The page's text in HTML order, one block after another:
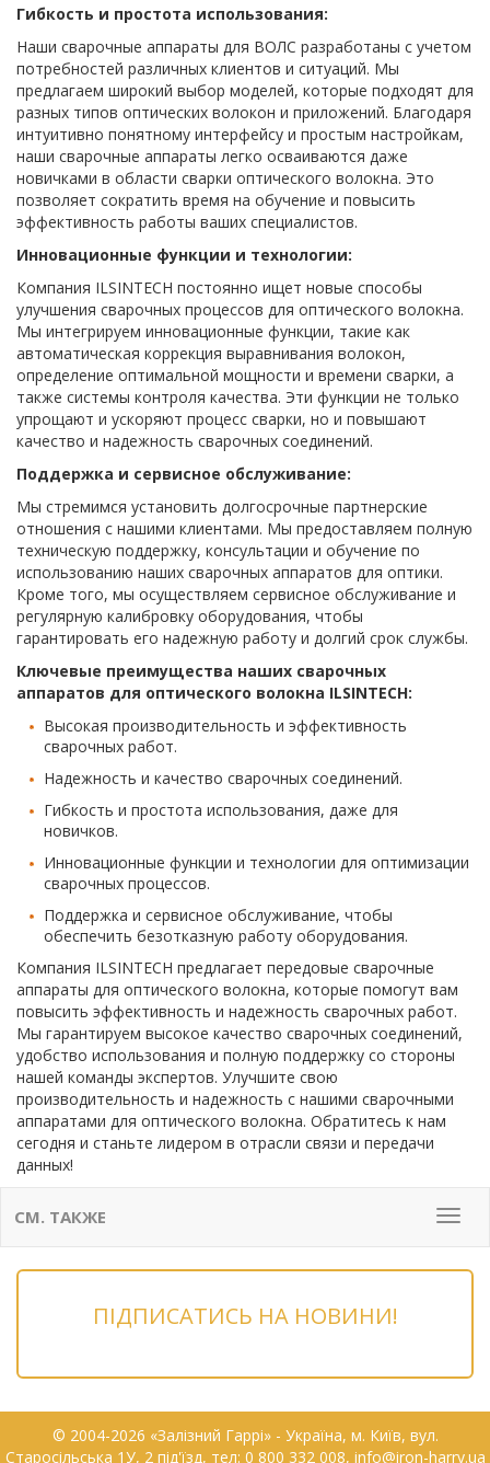
Гибкость и простота использования:
Наши сварочные аппараты для ВОЛС разработаны с учетом
потребностей различных клиентов и ситуаций. Мы
предлагаем широкий выбор моделей, которые подходят для
разных типов оптических волокон и приложений. Благодаря
интуитивно понятному интерфейсу и простым настройкам,
наши сварочные аппараты легко осваиваются даже
новичками в области сварки оптического волокна. Это
позволяет сократить время на обучение и повысить
эффективность работы ваших специалистов.
Инновационные функции и технологии:
Компания ILSINTECH постоянно ищет новые способы
улучшения сварочных процессов для оптического волокна.
Мы интегрируем инновационные функции, такие как
автоматическая коррекция выравнивания волокон,
определение оптимальной мощности и времени сварки, а
также системы контроля качества. Эти функции не только
упрощают и ускоряют процесс сварки, но и повышают
качество и надежность сварочных соединений.
Поддержка и сервисное обслуживание:
Мы стремимся установить долгосрочные партнерские
отношения с нашими клиентами. Мы предоставляем полную
техническую поддержку, консультации и обучение по
использованию наших сварочных аппаратов для оптики.
Кроме того, мы осуществляем сервисное обслуживание и
регулярную калибровку оборудования, чтобы
гарантировать его надежную работу и долгий срок службы.
Ключевые преимущества наших сварочных
аппаратов для оптического волокна ILSINTECH:
Высокая производительность и эффективность
сварочных работ.
Надежность и качество сварочных соединений.
Гибкость и простота использования, даже для
новичков.
Инновационные функции и технологии для оптимизации
сварочных процессов.
Поддержка и сервисное обслуживание, чтобы
обеспечить безотказную работу оборудования.
Компания ILSINTECH предлагает передовые сварочные
аппараты для оптического волокна, которые помогут вам
повысить эффективность и надежность сварочных работ.
Мы гарантируем высокое качество сварочных соединений,
удобство использования и полную поддержку со стороны
нашей команды экспертов. Улучшите свою
производительность и надежность с нашими сварочными
аппаратами для оптического волокна. Обратитесь к нам
сегодня и станьте лидером в отрасли связи и передачи
данных!
Меню
СМ. ТАКЖЕ
ПІДПИСАТИСЬ НА НОВИНИ!
© 2004-2026 «Залізний Гаррі» - Українa, м. Київ, вул.
Старосільська 1У, 2 під'їзд, тел: 0 800 332 008, info@iron-harry.ua